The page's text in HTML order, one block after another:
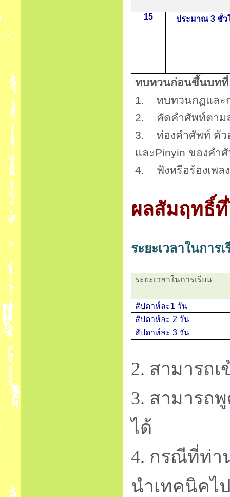
15 ประมาณ 3 ชั่ว
ทบทวนก่อนขึ้นบท
1.
ทบทวนกฏแล
2.
คัดคำศัพท์ตาม
3.
ท่องคำศัพท์ ตั
และPinyin ของคำ
4.
ฟังหรือร้องเพล
ผลสัมฤทธิ์ที่
ระยะเวลาในการ
ระยะเวลาในการเรียน
สัปดาห์ละ1 วัน
สัปดาห์ละ 2 วัน
สัปดาห์ละ3 วัน
2. สามารถ
3. สามารถ
ได้
4. กรณีที่ท่า
นำเทคนิคไ